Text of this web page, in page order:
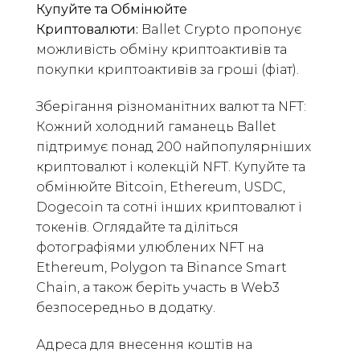
Купуйте та Обмінюйте
Криптовалюти: Ballet Crypto пропонує
можливість обміну криптоактивів та
покупки криптоактивів за гроші (фіат).
Зберігання різноманітних валют та NFT:
Кожний холодний гаманець Ballet
підтримує понад 200 найпопулярніших
криптовалют і колекцій NFT. Купуйте та
обмінюйте Bitcoin, Ethereum, USDC,
Dogecoin та сотні інших криптовалют і
токенів. Оглядайте та діліться
фотографіями улюблених NFT на
Ethereum, Polygon та Binance Smart
Chain, а також беріть участь в Web3
безпосередньо в додатку.
Адреса для внесення коштів на